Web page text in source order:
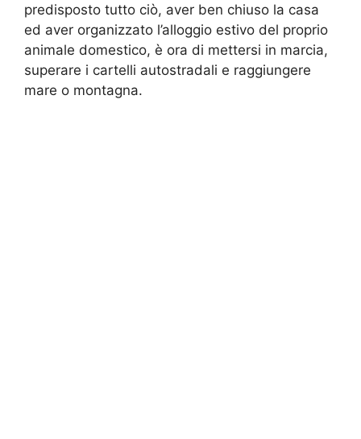
predisposto tutto ciò, aver ben chiuso la casa
ed aver organizzato l’alloggio estivo del proprio
animale domestico, è ora di mettersi in marcia,
superare i cartelli autostradali e raggiungere
mare o montagna.